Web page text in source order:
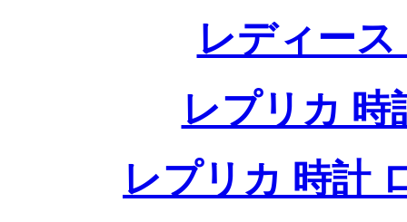
レディー
レプリカ 時
レプリカ 時計